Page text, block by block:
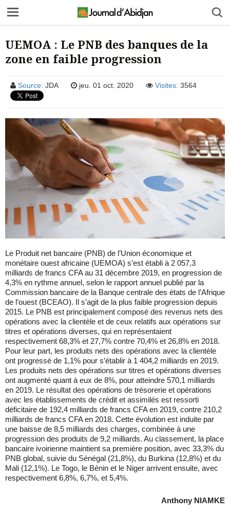
UEMOA : Le PNB des banques de la
zone en faible progression
Source: JDA jeu. 01 oct. 2020 Visites: 3564
Le Produit net bancaire (PNB) de l’Union économique et
monétaire ouest africaine (UEMOA) s’est établi à 2 057,3
milliards de francs CFA au 31 décembre 2019, en progression de
4,3% en rythme annuel, selon le rapport annuel publié par la
Commission bancaire de la Banque centrale des états de l’Afrique
de l’ouest (BCEAO). Il s’agit de la plus faible progression depuis
2015. Le PNB est principalement composé des revenus nets des
opérations avec la clientèle et de ceux relatifs aux opérations sur
titres et opérations diverses, qui en représentaient
respectivement 68,3% et 27,7% contre 70,4% et 26,8% en 2018.
Pour leur part, les produits nets des opérations avec la clientèle
ont progressé de 1,1% pour s’établir à 1 404,2 milliards en 2019.
Les produits nets des opérations sur titres et opérations diverses
ont augmenté quant à eux de 8%, pour atteindre 570,1 milliards
en 2019. Le résultat des opérations de trésorerie et opérations
avec les établissements de crédit et assimilés est ressorti
déficitaire de 192,4 milliards de francs CFA en 2019, contre 210,2
milliards de francs CFA en 2018. Cette évolution est induite par
une baisse de 8,5 milliards des charges, combinée à une
progression des produits de 9,2 milliards. Au classement, la place
bancaire ivoirienne maintient sa première position, avec 33,3% du
PNB global, suivie du Sénégal (21,8%), du Burkina (12,8%) et du
Mali (12,1%). Le Togo, le Bénin et le Niger arrivent ensuite, avec
respectivement 6,8%, 6,7%, et 5,4%.
Anthony NIAMKE